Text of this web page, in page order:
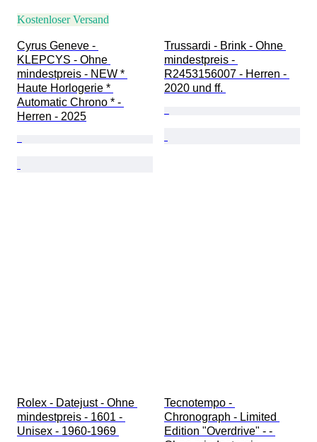
Kostenloser Versand
Cyrus Geneve -
KLEPCYS - Ohne
mindestpreis - NEW *
Haute Horlogerie *
Automatic Chrono * -
Herren - 2025
Trussardi - Brink - Ohne
mindestpreis -
R2453156007 - Herren -
2020 und ff.
Rolex - Datejust - Ohne
mindestpreis - 1601 -
Unisex - 1960-1969
Tecnotempo -
Chronograph - Limited
Edition "Overdrive" - -